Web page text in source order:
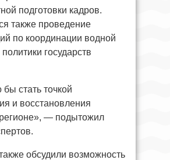
подготовки кадров.
также проведение
по координации водной
государств
стать точкой
и восстановления
— подытожил
обсудили возможность